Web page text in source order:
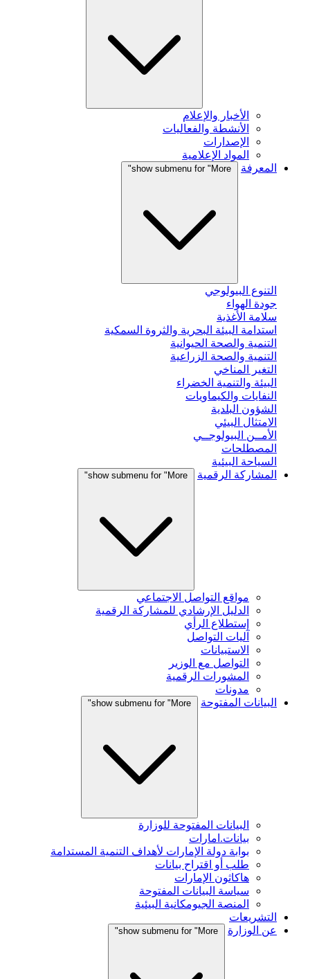
الأخبار والإعلام
الأنشطة والفعاليات
الإصدارات
المواد الإعلامية
المعرفة
show submenu for "More"
التنوع البيولوجي
جودة الهواء
سلامة الأغذية
استدامة البيئة البحرية والثروة السمكية
التنمية والصحة الحيوانية
التنمية والصحة الزراعية
التغير المناخي
البيئة والتنمية الخضراء
النفايات والكيماويات
الشؤون البلدية
الامتثال البيئي
الأمــن البيولوجــي
المصطلحات
السياحة البيئية
المشاركة الرقمية
show submenu for "More"
مواقع التواصل الاجتماعي
الدليل الإرشادي للمشاركة الرقمية
إستطلاع الرأي
آليات التواصل
الاستبيانات
التواصل مع الوزير
المشورات الرقمية
مدونات
البيانات المفتوحة
show submenu for "More"
البيانات المفتوحة للوزارة
بيانات.امارات
بوابة دولة الإمارات لأهداف التنمية المستدامة
طلب أو اقتراح بيانات
هاكاثون الإمارات
سياسة البيانات المفتوحة
المنصة الجيومكانية البيئية
التشريعات
عن الوزارة
show submenu for "More"